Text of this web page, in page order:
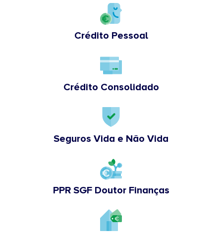
Crédito Pessoal
Crédito Consolidado
Seguros Vida e Não Vida
PPR SGF Doutor Finanças